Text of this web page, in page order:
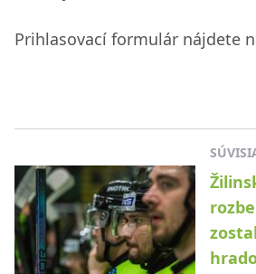
Prihlasovací formulár nájdete